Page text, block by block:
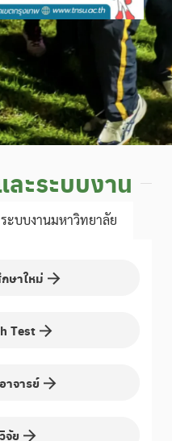
ะระบบงาน
ระบบงานมหาวิทยาลัย
ษาใหม่
Test
าจารย์
จัย